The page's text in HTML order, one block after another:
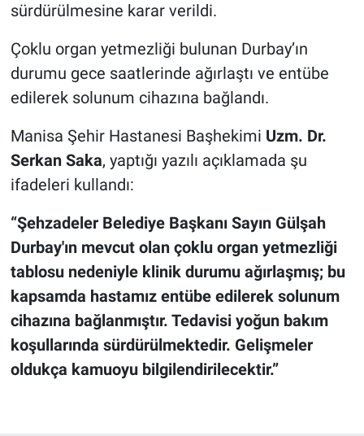
sürdürülmesine karar verildi.
Çoklu organ yetmezliği bulunan Durbay’ın
durumu gece saatlerinde ağırlaştı ve entübe
edilerek solunum cihazına bağlandı.
Manisa Şehir Hastanesi Başhekimi Uzm. Dr.
Serkan Saka, yaptığı yazılı açıklamada şu
ifadeleri kullandı:
“Şehzadeler Belediye Başkanı Sayın Gülşah
Durbay'ın mevcut olan çoklu organ yetmezliği
tablosu nedeniyle klinik durumu ağırlaşmış; bu
kapsamda hastamız entübe edilerek solunum
cihazına bağlanmıştır. Tedavisi yoğun bakım
koşullarında sürdürülmektedir. Gelişmeler
oldukça kamuoyu bilgilendirilecektir.”